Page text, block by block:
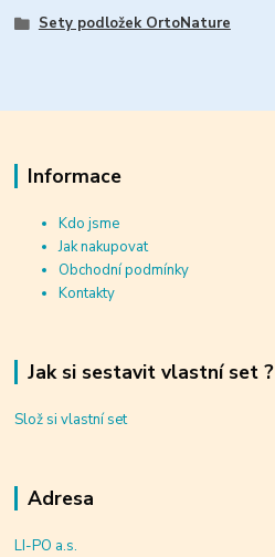
Sety podložek OrtoNature
Informace
Kdo jsme
Jak nakupovat
Obchodní podmínky
Kontakty
Jak si sestavit vlastní set ?
Slož si vlastní set
Adresa
LI-PO a.s.